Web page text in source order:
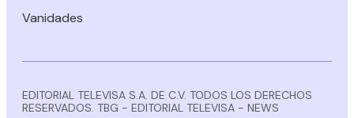
Vanidades
EDITORIAL TELEVISA S.A. DE C.V. TODOS LOS DERECHOS
RESERVADOS. TBG - EDITORIAL TELEVISA - NEWS